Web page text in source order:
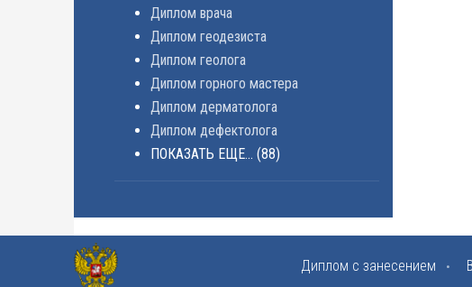
Диплом врача
Диплом геодезиста
Диплом геолога
Диплом горного мастера
Диплом дерматолога
Диплом дефектолога
ПОКАЗАТЬ ЕЩЕ... (88)
Диплом с занесением